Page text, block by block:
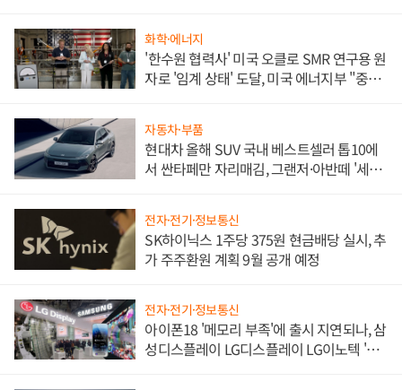
화학·에너지
'한수원 협력사' 미국 오클로 SMR 연구용 원
자로 '임계 상태' 도달, 미국 에너지부 "중요
자동차·부품
현대차 올해 SUV 국내 베스트셀러 톱10에
서 싼타페만 자리매김, 그랜저·아반떼 '세단
전자·전기·정보통신
SK하이닉스 1주당 375원 현금배당 실시, 추
가 주주환원 계획 9월 공개 예정
전자·전기·정보통신
아이폰18 '메모리 부족'에 출시 지연되나, 삼
성디스플레이 LG디스플레이 LG이노텍 '탈